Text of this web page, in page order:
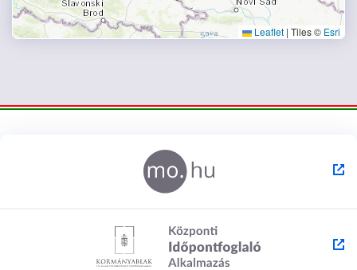
Leaflet | Tiles © Esri